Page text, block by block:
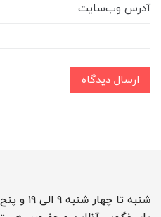
آدرس وب‌سایت
ارسال دیدگاه